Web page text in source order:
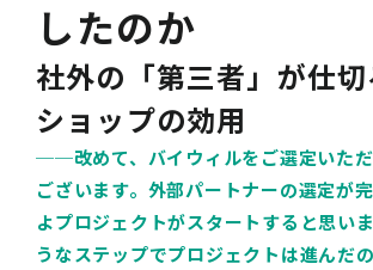
したのか
社外の「第三者」が仕
ショップの効用
──改めて、バイウィルをご選定いた
ございます。外部パートナーの選定が
よプロジェクトがスタートすると思い
うなステップでプロジェクトは進んだ